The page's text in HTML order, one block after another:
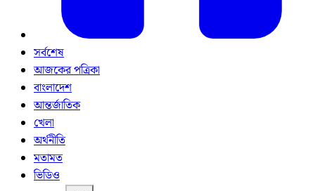
সর্বশেষ
আজকের পত্রিকা
বাংলাদেশ
আন্তর্জাতিক
খেলা
অর্থনীতি
মতামত
ভিডিও